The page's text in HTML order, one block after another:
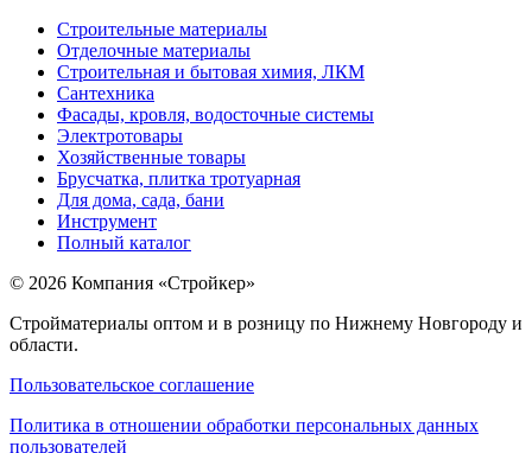
Строительные материалы
Отделочные материалы
Строительная и бытовая химия, ЛКМ
Сантехника
Фасады, кровля, водосточные системы
Электротовары
Хозяйственные товары
Брусчатка, плитка тротуарная
Для дома, сада, бани
Инструмент
Полный каталог
© 2026 Компания «Стройкер»
Стройматериалы оптом и в розницу по Нижнему Новгороду и
области.
Пользовательское соглашение
Политика в отношении обработки персональных данных
пользователей